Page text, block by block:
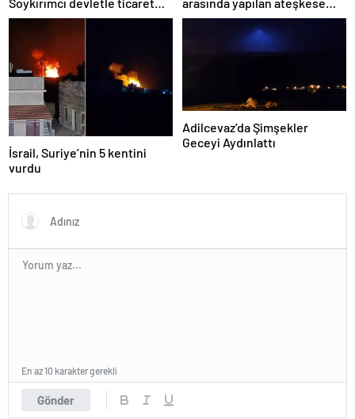
yapmayız
ilişkin değerlendirme
İsrail, Suriye’nin 5 kentini
vurdu
Adilcevaz’da Şimşekler
Geceyi Aydınlattı
Gönder
En az 10 karakter gerekli